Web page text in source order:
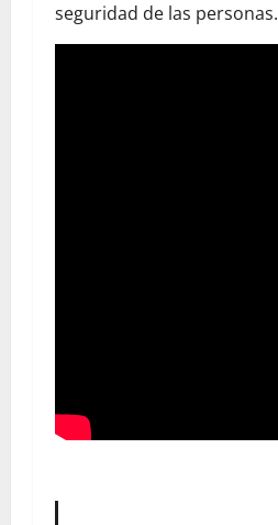
seguridad de las personas.